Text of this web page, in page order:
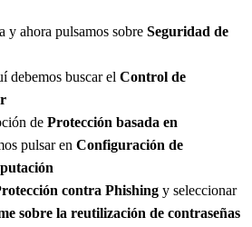
y ahora pulsamos sobre Seguridad de
debemos buscar el Control de
de Protección basada en
pulsar en Configuración de
contra Phishing y seleccionar
sobre la reutilización de contraseñas